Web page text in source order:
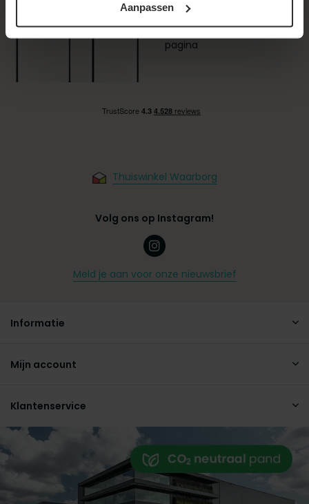
Aanpassen
betaling
op onzeklantenservice
pagina
Thuiswinkel Waarborg
Volg ons op Instagram!
Meld je aan voor onze nieuwsbrief
Informatie
Mijn account
Klantenservice